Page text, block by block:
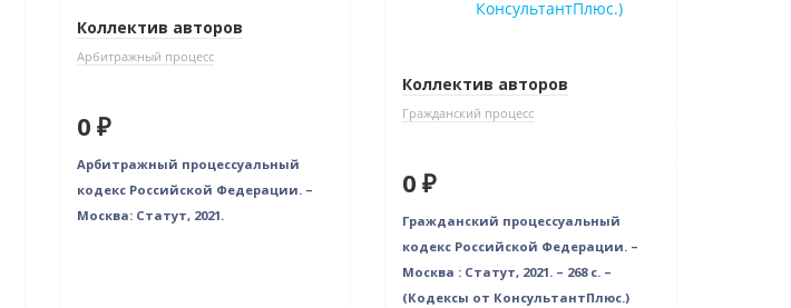
Коллектив авторов
Арбитражный процесс
0 ₽
Арбитражный процессуальный
кодекс Российской Федерации. –
Москва: Статут, 2021.
Коллектив авторов
Гражданский процесс
0 ₽
Гражданский процессуальный
кодекс Российской Федерации. –
Москва : Статут, 2021. – 268 c. –
(Кодексы от КонсультантПлюс.)